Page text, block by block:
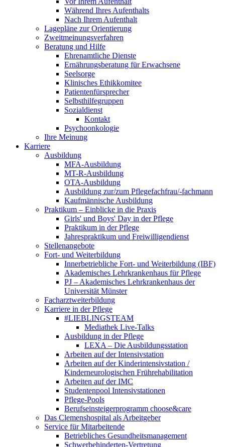
Während Ihres Aufenthalts
Nach Ihrem Aufenthalt
Lagepläne zur Orientierung
Zweitmeinungsverfahren
Beratung und Hilfe
Ehrenamtliche Dienste
Ernährungsberatung für Erwachsene
Seelsorge
Klinisches Ethikkomitee
Patientenfürsprecher
Selbsthilfegruppen
Sozialdienst
Kontakt
Psychoonkologie
Ihre Meinung
Karriere
Ausbildung
MFA-Ausbildung
MT-R-Ausbildung
OTA-Ausbildung
Ausbildung zur/zum Pflegefachfrau/-fachmann
Kaufmännische Ausbildung
Praktikum – Einblicke in die Praxis
Girls' und Boys' Day in der Pflege
Praktikum in der Pflege
Jahrespraktikum und Freiwilligendienst
Stellenangebote
Fort- und Weiterbildung
Innerbetriebliche Fort- und Weiterbildung (IBF)
Akademisches Lehrkrankenhaus für Pflege
PJ – Akademisches Lehrkrankenhaus der
Universität Münster
Facharztweiterbildung
Karriere in der Pflege
#LIEBLINGSTEAM
Mediathek Live-Talks
Ausbildung in der Pflege
LEXA – Die Ausbildungsstation
Arbeiten auf der Intensivstation
Arbeiten auf der Kinderintensivstation /
Kinderneurologischen Frührehabilitation
Arbeiten auf der IMC
Studentenpool Intensivstationen
Pflege-Pools
Berufseinsteigerprogramm choose&care
Das Clemenshospital als Arbeitgeber
Service für Mitarbeitende
Betriebliches Gesundheitsmanagement
Schwerbehinderten-Vertretung